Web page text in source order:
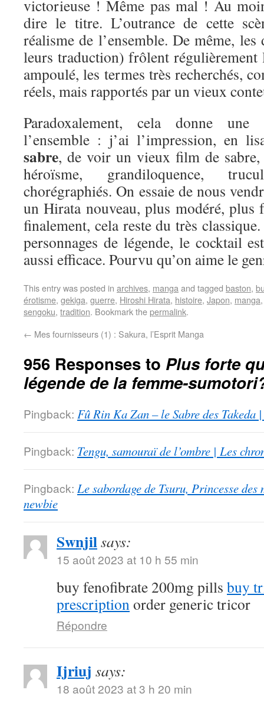
victorieuse ! Même pas mal ! Au
dire le titre. L’outrance de cette
réalisme de l’ensemble. De même,
leurs traduction) frôlent
ampoulé, les termes très recherchés,
réels, mais rapportés par un vieux
Paradoxalement, cela donne une
l’ensemble : j’ai l’impression, en
sabre, de voir un vieux film de sabre,
héroïsme, grandiloquence,
chorégraphiés. On essaie de nous
un Hirata nouveau, plus modéré, plus
finalement, cela reste du très
personnages de légende, le cocktail
aussi efficace. Pourvu qu’on aime le
This entry was posted in archives, manga and tagged baston,
érotisme, gekiga, guerre, Hiroshi Hirata, histoire, Japon, manga
sengoku, tradition. Bookmark thepermalink.
← Mes fournisseurs (1) : Sakura, l’Esprit Manga
956 Responses to Plus forte
légende de la femme-
Pingback: Fû Rin Ka Zan – le Sabre des Takeda
Pingback: Tengu, samouraï de l’ombre | Les
Pingback: Le sabordage de Tsuru, Princesse
newbie
Swnjilsays:
15 août 2023 at 10 h 55 min
buy fenofibrate 200mg pills buy
prescriptionorder generic tricor
Répondre
Ijriuj says:
18 août 2023 at 3 h 20 min